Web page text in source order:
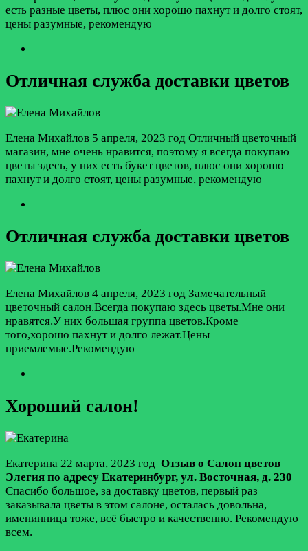
есть разные цветы, плюс они хорошо пахнут и долго стоят,
цены разумные, рекомендую
Отличная служба доставки цветов
Елена Михайлов 5 апреля, 2023 год Отличный цветочный
магазин, мне очень нравится, поэтому я всегда покупаю
цветы здесь, у них есть букет цветов, плюс они хорошо
пахнут и долго стоят, цены разумные, рекомендую
Отличная служба доставки цветов
Елена Михайлов 4 апреля, 2023 год Замечательный
цветочный салон.Всегда покупаю здесь цветы.Мне они
нравятся.У них большая группа цветов.Кроме
того,хорошо пахнут и долго лежат.Цены
приемлемые.Рекомендую
Хороший салон!
Екатерина 22 марта, 2023 год Отзыв о Салон цветов
Элегия по адресу Екатеринбург, ул. Восточная, д. 230
Спасибо большое, за доставку цветов, первый раз
заказывала цветы в этом салоне, осталась довольна,
именинница тоже, всё быстро и качественно. Рекомендую
всем.